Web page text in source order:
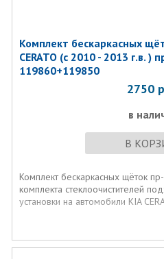
Комплект бескаркасных
CERATO (с 2010 - 2013 г.в. )
119860+119850
2750
в
В
Комплект бескаркасных щёток
комплекта стеклоочистителей
установки на автомобили KIA